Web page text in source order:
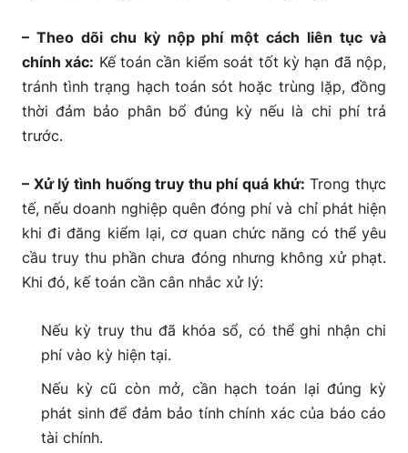
– Theo dõi chu kỳ nộp phí một cách liên tục và
chính xác: Kế toán cần kiểm soát tốt kỳ hạn đã nộp,
tránh tình trạng hạch toán sót hoặc trùng lặp, đồng
thời đảm bảo phân bổ đúng kỳ nếu là chi phí trả
trước.
– Xử lý tình huống truy thu phí quá khứ: Trong thực
tế, nếu doanh nghiệp quên đóng phí và chỉ phát hiện
khi đi đăng kiểm lại, cơ quan chức năng có thể yêu
cầu truy thu phần chưa đóng nhưng không xử phạt.
Khi đó, kế toán cần cân nhắc xử lý:
Nếu kỳ truy thu đã khóa sổ, có thể ghi nhận chi
phí vào kỳ hiện tại.
Nếu kỳ cũ còn mở, cần hạch toán lại đúng kỳ
phát sinh để đảm bảo tính chính xác của báo cáo
tài chính.